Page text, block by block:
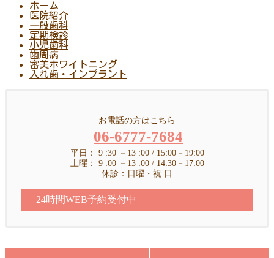
ホーム
医院紹介
一般歯科
定期検診
小児歯科
歯周病
審美ホワイトニング
入れ歯・インプラント
お電話の方はこちら
06-6777-7684
平日： 9 :30 －13 :00 / 15:00－19:00
土曜： 9 :00 －13 :00 / 14:30－17:00
休診：日曜・祝 日
24時間WEB予約受付中